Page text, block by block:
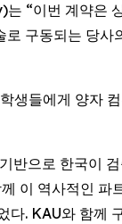
이번 계약은
구동되는 당
들에게 양자
로 한국이
이 역사적인
. KAU와 함께